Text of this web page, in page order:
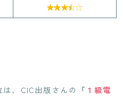

、CIC出版さんの『 １級電